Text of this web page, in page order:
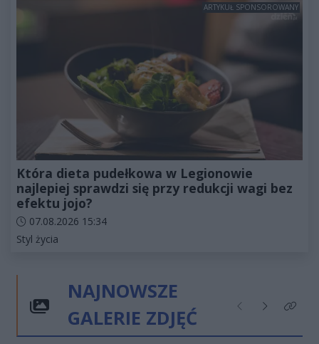
ARTYKUŁ SPONSOROWANY
Która dieta pudełkowa w Legionowie
najlepiej sprawdzi się przy redukcji wagi bez
efektu jojo?
Data dodania artykułu:
07.08.2026 15:34
Kategorie artykułu:
Styl życia
NAJNOWSZE
GALERIE ZDJĘĆ
Poprzednie
NastępneKliknij